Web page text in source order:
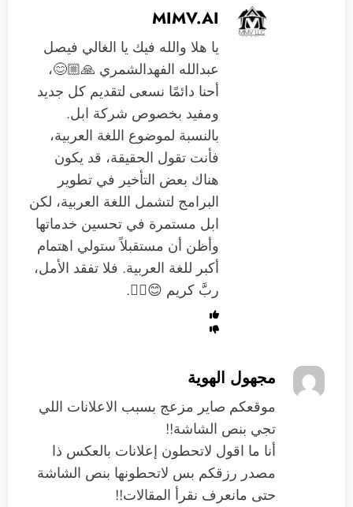
MIMV.AI
يا هلا والله فيك يا الغالي فيصل
عبدالله الفهدالشمري 🙏🏼😊،
أحنا دائمًا نسعى لتقديم كل جديد
ومفيد بخصوص شركة ابل.
بالنسبة لموضوع اللغة العربية،
فأنت تقول الحقيقة، قد يكون
هناك بعض التأخير في تطوير
البرامج لتشمل اللغة العربية، لكن
ابل مستمرة في تحسين خدماتها
وأظن أن مستقبلاً ستولي اهتمام
أكبر للغة العربية. فلا تفقد الأمل،
ربَّ كريم 😊👍🏼.
مجهول الهوية
موقعكم صاير مزعج بسبب الاعلانات اللي
تجي بنص الشاشة!!
أنا ما اقول لاتحطون إعلانات بالعكس ذا
مصدر رزقكم بس لاتحطونها بنص الشاشة
حتى مانعرف نقرأ المقالات!!